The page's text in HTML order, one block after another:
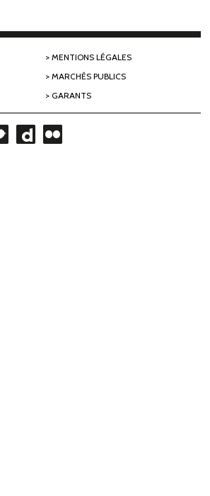
MÉDITERRANÉE
RACCORDEMENT
MENTIONS LÉGALES
MARCHÉS PUBLICS
GARANTS